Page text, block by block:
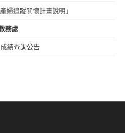
婦追蹤關懷計畫說明」
務處
績查詢公告